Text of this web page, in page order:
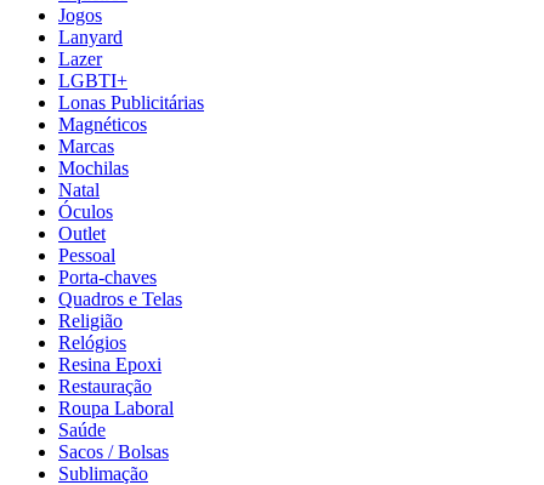
Jogos
Lanyard
Lazer
LGBTI+
Lonas Publicitárias
Magnéticos
Marcas
Mochilas
Natal
Óculos
Outlet
Pessoal
Porta-chaves
Quadros e Telas
Religião
Relógios
Resina Epoxi
Restauração
Roupa Laboral
Saúde
Sacos / Bolsas
Sublimação